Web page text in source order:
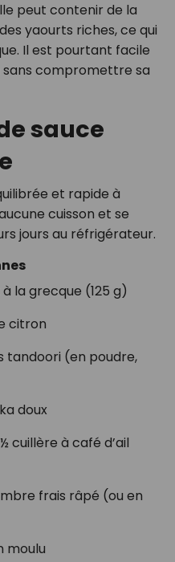
peut contenir de la
yaourts riches, ce qui
Il est pourtant facile
compromettre sa
sauce
et rapide à
cuisson et se
jours au réfrigérateur.
la grecque (125 g)
citron
tandoori (en poudre,
doux
cuillère à café d’ail
frais râpé (ou en
moulu